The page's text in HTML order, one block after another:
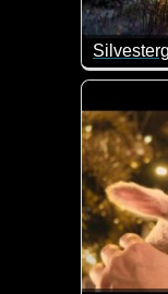
Das ist